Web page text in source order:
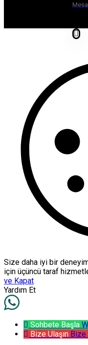
Size daha iyi bir
için üçüncü taraf
ve Kapat
Yardım Et
Sohbete Başla
Bize Ulaşın Bize